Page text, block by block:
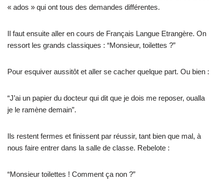
« ados » qui ont tous des demandes différentes.
Il faut ensuite aller en cours de Français Langue Etrangère. On
ressort les grands classiques : “Monsieur, toilettes ?”
Pour esquiver aussitôt et aller se cacher quelque part. Ou bien :
“J’ai un papier du docteur qui dit que je dois me reposer, oualla
je le ramène demain”.
Ils restent fermes et finissent par réussir, tant bien que mal, à
nous faire entrer dans la salle de classe. Rebelote :
“Monsieur toilettes ! Comment ça non ?”